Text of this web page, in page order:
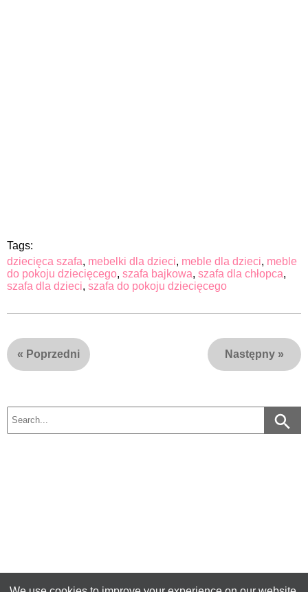
Tags:
dziecięca szafa, mebelki dla dzieci, meble dla dzieci, meble
do pokoju dziecięcego, szafa bajkowa, szafa dla chłopca,
szafa dla dzieci, szafa do pokoju dziecięcego
« Poprzedni Następny »